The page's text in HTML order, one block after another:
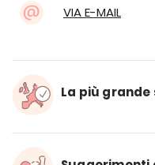
VIA E-MAIL
La più grande